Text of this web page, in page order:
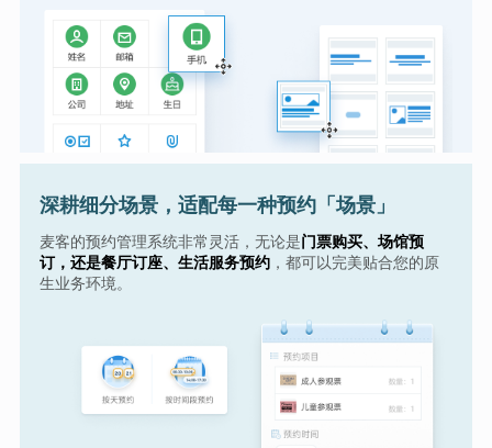
深耕细分场景，适配每一种预约「场景」
麦客的预约管理系统非常灵活，无论是门票购买、场馆预
订，还是餐厅订座、生活服务预约，都可以完美贴合您的原
生业务环境。